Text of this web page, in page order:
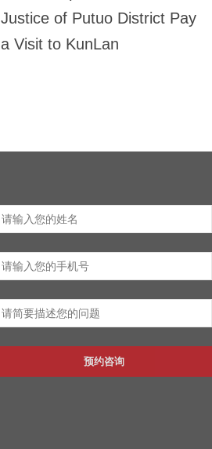
Justice of Putuo District Pay
a Visit to KunLan
预约咨询